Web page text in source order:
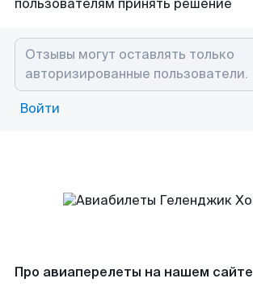
пользователям принять решение
Войти
Про авиаперелеты на нашем сайте